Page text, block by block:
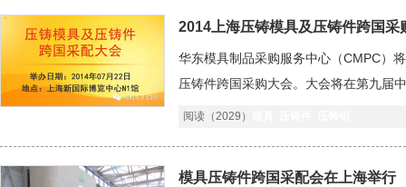
2014上海压铸模具及压铸件跨国采
华东模具制品采购服务中心（CMPC）
压铸件跨国采购大会。大会将在第九届
布采购项目，设置洽谈桌与供应商面对
阅读（2029）
模具压铸件跨国采配会在上海举行